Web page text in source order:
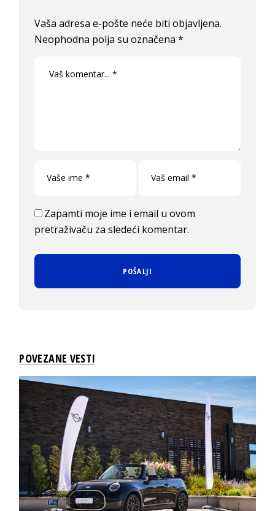
Vaša adresa e-pošte neće biti objavljena.
Neophodna polja su označena*
Zapamti moje ime i email u ovom
pretraživaču za sledeći komentar.
POVEZANE VESTI